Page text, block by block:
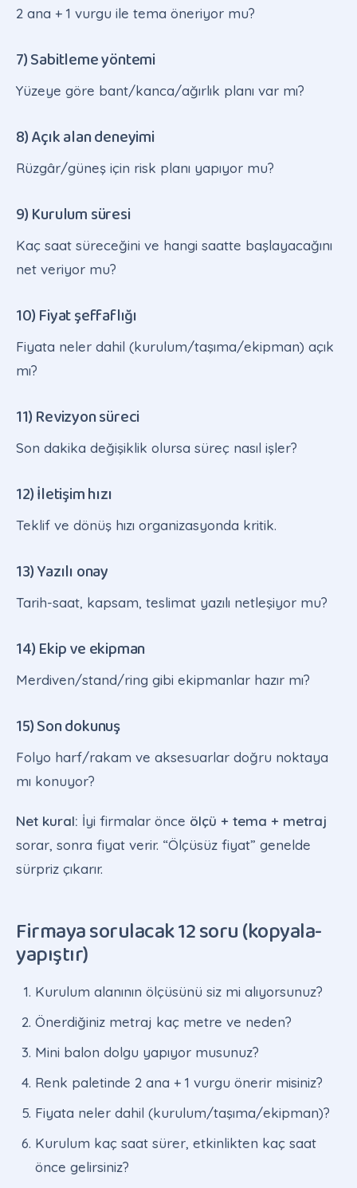
2 ana + 1 vurgu ile tema öneriyor mu?
7) Sabitleme yöntemi
Yüzeye göre bant/kanca/ağırlık planı var mı?
8) Açık alan deneyimi
Rüzgâr/güneş için risk planı yapıyor mu?
9) Kurulum süresi
Kaç saat süreceğini ve hangi saatte başlayacağını
net veriyor mu?
10) Fiyat şeffaflığı
Fiyata neler dahil (kurulum/taşıma/ekipman) açık
mı?
11) Revizyon süreci
Son dakika değişiklik olursa süreç nasıl işler?
12) İletişim hızı
Teklif ve dönüş hızı organizasyonda kritik.
13) Yazılı onay
Tarih-saat, kapsam, teslimat yazılı netleşiyor mu?
14) Ekip ve ekipman
Merdiven/stand/ring gibi ekipmanlar hazır mı?
15) Son dokunuş
Folyo harf/rakam ve aksesuarlar doğru noktaya
mı konuyor?
Net kural: İyi firmalar önce ölçü + tema + metraj
sorar, sonra fiyat verir. “Ölçüsüz fiyat” genelde
sürpriz çıkarır.
Firmaya sorulacak 12 soru (kopyala-
yapıştır)
Kurulum alanının ölçüsünü siz mi alıyorsunuz?
Önerdiğiniz metraj kaç metre ve neden?
Mini balon dolgu yapıyor musunuz?
Renk paletinde 2 ana + 1 vurgu önerir misiniz?
Fiyata neler dahil (kurulum/taşıma/ekipman)?
Kurulum kaç saat sürer, etkinlikten kaç saat
önce gelirsiniz?